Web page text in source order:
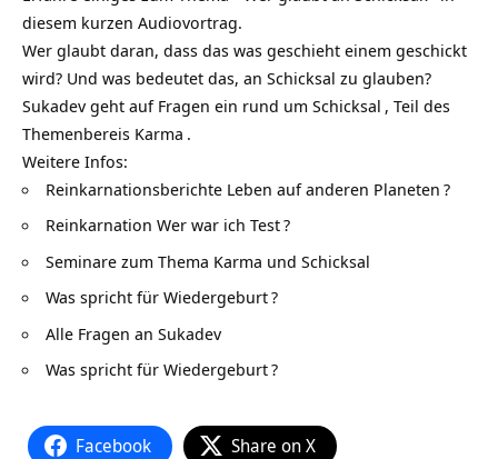
diesem kurzen Audiovortrag.
Wer glaubt daran, dass das was geschieht einem geschickt
wird? Und was bedeutet das, an Schicksal zu glauben?
Sukadev geht auf Fragen ein rund um Schicksal , Teil des
Themenbereis Karma .
Weitere Infos:
Reinkarnationsberichte Leben auf anderen Planeten ?
Reinkarnation Wer war ich Test?
Seminare zum Thema Karma und Schicksal
Was spricht für Wiedergeburt?
Alle Fragen an Sukadev
Was spricht für Wiedergeburt?
Facebook Share on X